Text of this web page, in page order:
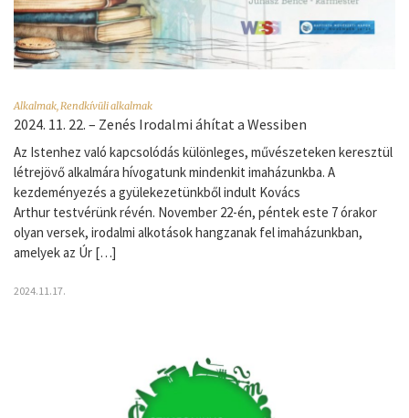
Alkalmak,Rendkívüli alkalmak
2024. 11. 22. – Zenés Irodalmi áhítat a Wessiben
Az Istenhez való kapcsolódás különleges, művészeteken keresztül
létrejövő alkalmára hívogatunk mindenkit imaházunkba. A
kezdeményezés a gyülekezetünkből indult Kovács
Arthur testvérünk révén. November 22-én, péntek este 7 órakor
olyan versek, irodalmi alkotások hangzanak fel imaházunkban,
amelyek az Úr […]
2024.11.17.